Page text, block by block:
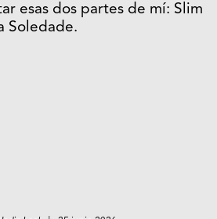
esas dos partes de mí: Slim
Soledade.